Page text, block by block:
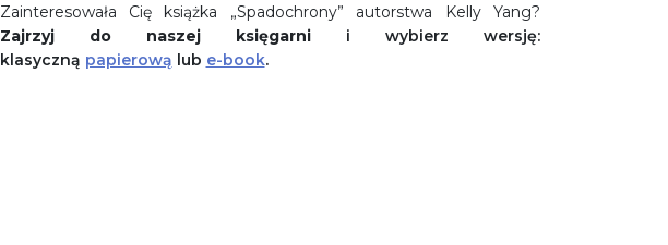
Zainteresowała Cię książka „Spadochrony” autorstwa Kelly Yang?
Zajrzyj do naszej księgarnii wybierz wersję:
klasyczną papierową lub e-book.